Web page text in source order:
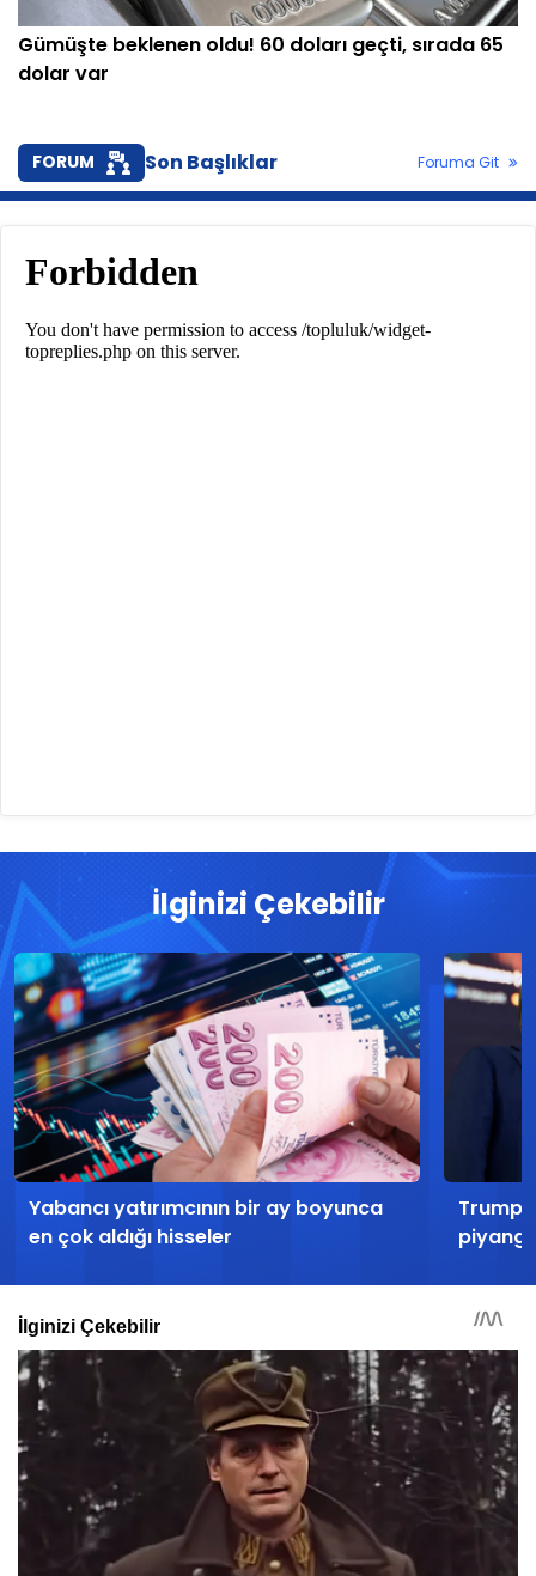
Gümüşte beklenen oldu! 60 doları geçti, sırada 65
dolar var
FORUM Son Başlıklar Foruma Git
İlginizi Çekebilir
Yabancı yatırımcının bir ay boyunca
en çok aldığı hisseler